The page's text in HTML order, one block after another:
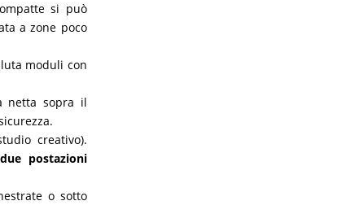
si può
a zone poco
moduli con
netta sopra il
creativo).
due postazioni
o sotto